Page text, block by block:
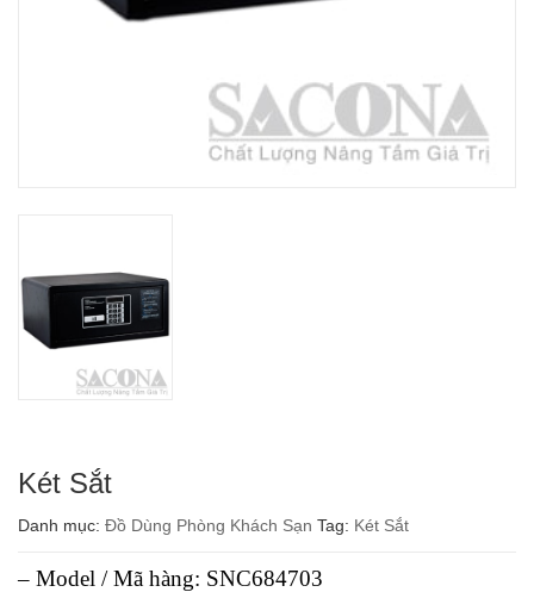
Két Sắt
Danh mục: Đồ Dùng Phòng Khách Sạn Tag: Két Sắt
– Model / Mã hàng: SNC684703